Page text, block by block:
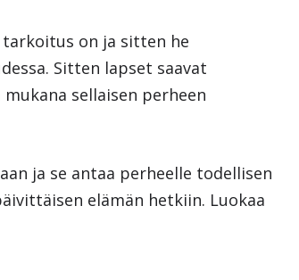
on ja sitten he
Sitten lapset saavat
sellaisen perheen
ja se antaa perheelle todellisen
elämän hetkiin. Luokaa